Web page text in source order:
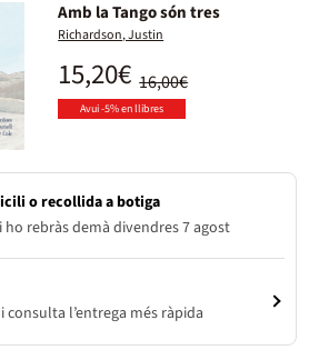
Amb la Tango són tres
Richardson, Justin
16,00€
15,20€
Avui -5% en llibres
o recollida a botiga
ho rebràs demà divendres 7 agost
consulta l’entrega més ràpida